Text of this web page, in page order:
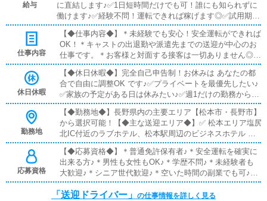
給与
に直結します♪✅1日短時間だけでも可！誰にも知られずに
働けます♪✅経験不問！運転できれば稼げます◎✅試用期間
あり（未経験でも安心スタート）✅日払いOK（急な出費に
も安心！）◆勤務時間も基本は希望申告制！本業との両立
が可能♪数時間だけでも安定収入に♪例えば…◆週1日 / 8時
間本業が休みの日にアルバイト！◆週3日 / 1日4時間副収入
として最適！◆週5日 / フルタイム十分な生活収入を確保！
【人目を気にせず・プライバシーを守りながら】安全運転
でコツコツ稼げるお仕事です(^^)※業務委託契約でのお仕事
となります。
仕事内容
【◆仕事内容◆】＊未経験でも安心！安全運転ができれば
OK！＊キャストの出退勤や派遣先までの送迎が中心のお
仕事です。＊お客様と対面する接客は一切ありません◎ま
た、運転がメインのため✅誰にも知られずに働ける！！✅
人目を気にせず働ける！！✅プライバシーがしっかり守ら
れる！！✅ 副業・Wワークにも最適！！という点も大き
な魅力です！最初は先輩ドライバーが丁寧に同行しますの
で、道順や基本業務を学びながら、無理なくスタートでき
ます！（送迎のない時間帯は、簡単な関連業務をして頂く
場合もございます）あなたの安全運転が、キャストの安心
を支えます。空いた時間を有効にご活用ください♪
休日休暇
【◆休日休暇◆】完全自己申告制！お休みは あなたの都
合で自由に調整OK です♪✅プライベートを最優先したい♪
✅家族の予定がある日は休みたい♪✅週1だけの勤務から始
めたい♪✅稼ぎたい週はたくさん出たい♪そんな希望も、す
べて柔軟に対応します(^^)◆副業・Wワークにも最適で、
安定して長く続けられる環境です。◆しっかり休むことも
仕事の一つ。無理なく働けるスタイルで、安全運転とキャ
ストの安心を支えてください♪
勤務地
【◆勤務地◆】長野県内の主要エリア【松本市・長野市】
から選択可能！【◆主な送迎エリア◆】✅ 松本エリア塩尻
北IC付近のラブホテル、松本駅周辺のビジネスホテル ほ
か✅ 長野エリア権堂・鶴賀周辺のラブホテル、長野駅周
辺のビジネスホテル ほか遠方への送迎もありますが、片
道30分以内が目安です◎◆人目を気にせずコツコツ働ける
送迎業務♪◆長期安定の当グループで、あなたの空いた時
間を活用し、副業収入を♪
応募資格
【◆応募資格◆】＊普通免許保有者♪＊安全運転を確実に
出来る方♪＊男性も女性もOK♪＊学歴不問♪＊未経験者も
大歓迎♪＊シニア世代歓迎♪＊空いた時間の副業でも可♪＊
誰にも知られずに働けます♪＊【自分の車を持込の方】
【お店の車をレンタル】どちらでもOK♪＊自動車任意保険
「送迎ドライバー」 の仕事情報を詳しく見る